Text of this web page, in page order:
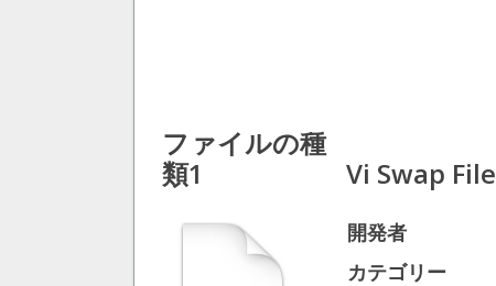
ファイルの種
類1
Vi Swap File
開発者
カテゴリー